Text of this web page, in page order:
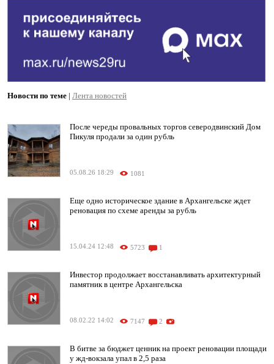
Новости по теме | Лента новостей
После череды провальных торгов северодвинский Дом
Пикуля продали за один рубль
05.08.26 18:29 1081
Еще одно историческое здание в Архангельске ждет
реновация по схеме аренды за рубль
15.04.24 12:48 5723 1
Инвестор продолжает восстанавливать архитектурный
памятник в центре Архангельска
08.02.22 14:02 7147 2
В битве за бюджет ценник на проект реновации площади
у жд-вокзала упал в 2,5 раза